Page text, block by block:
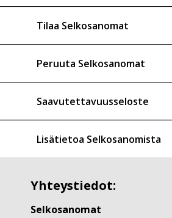
Tilaa Selkosanomat
Peruuta Selkosanomat
Saavutettavuusseloste
Lisätietoa Selkosanomista
Yhteystiedot:
Selkosanomat